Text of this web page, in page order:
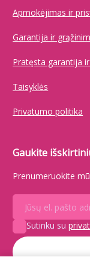
Apmokėjimas ir
Garantija ir
Pratęsta garantija
Taisyklės
Privatumo politika
Gaukite
Prenumeruokite
Sutinku su